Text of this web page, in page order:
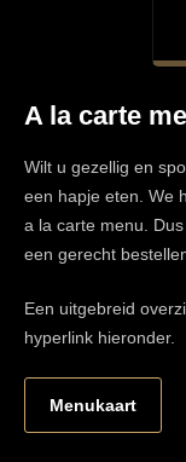
A la carte
Wilt u gezellig en
een hapje eten. We
a la carte menu.
een gerecht
Een uitgebreid
hyperlink hieronder.
Menukaart